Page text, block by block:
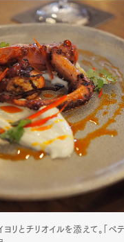
リとチリオイルを添えて。「ペ